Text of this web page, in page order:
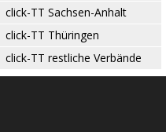
click-TT Sachsen-Anhalt
click-TT Thüringen
click-TT restliche Verbände